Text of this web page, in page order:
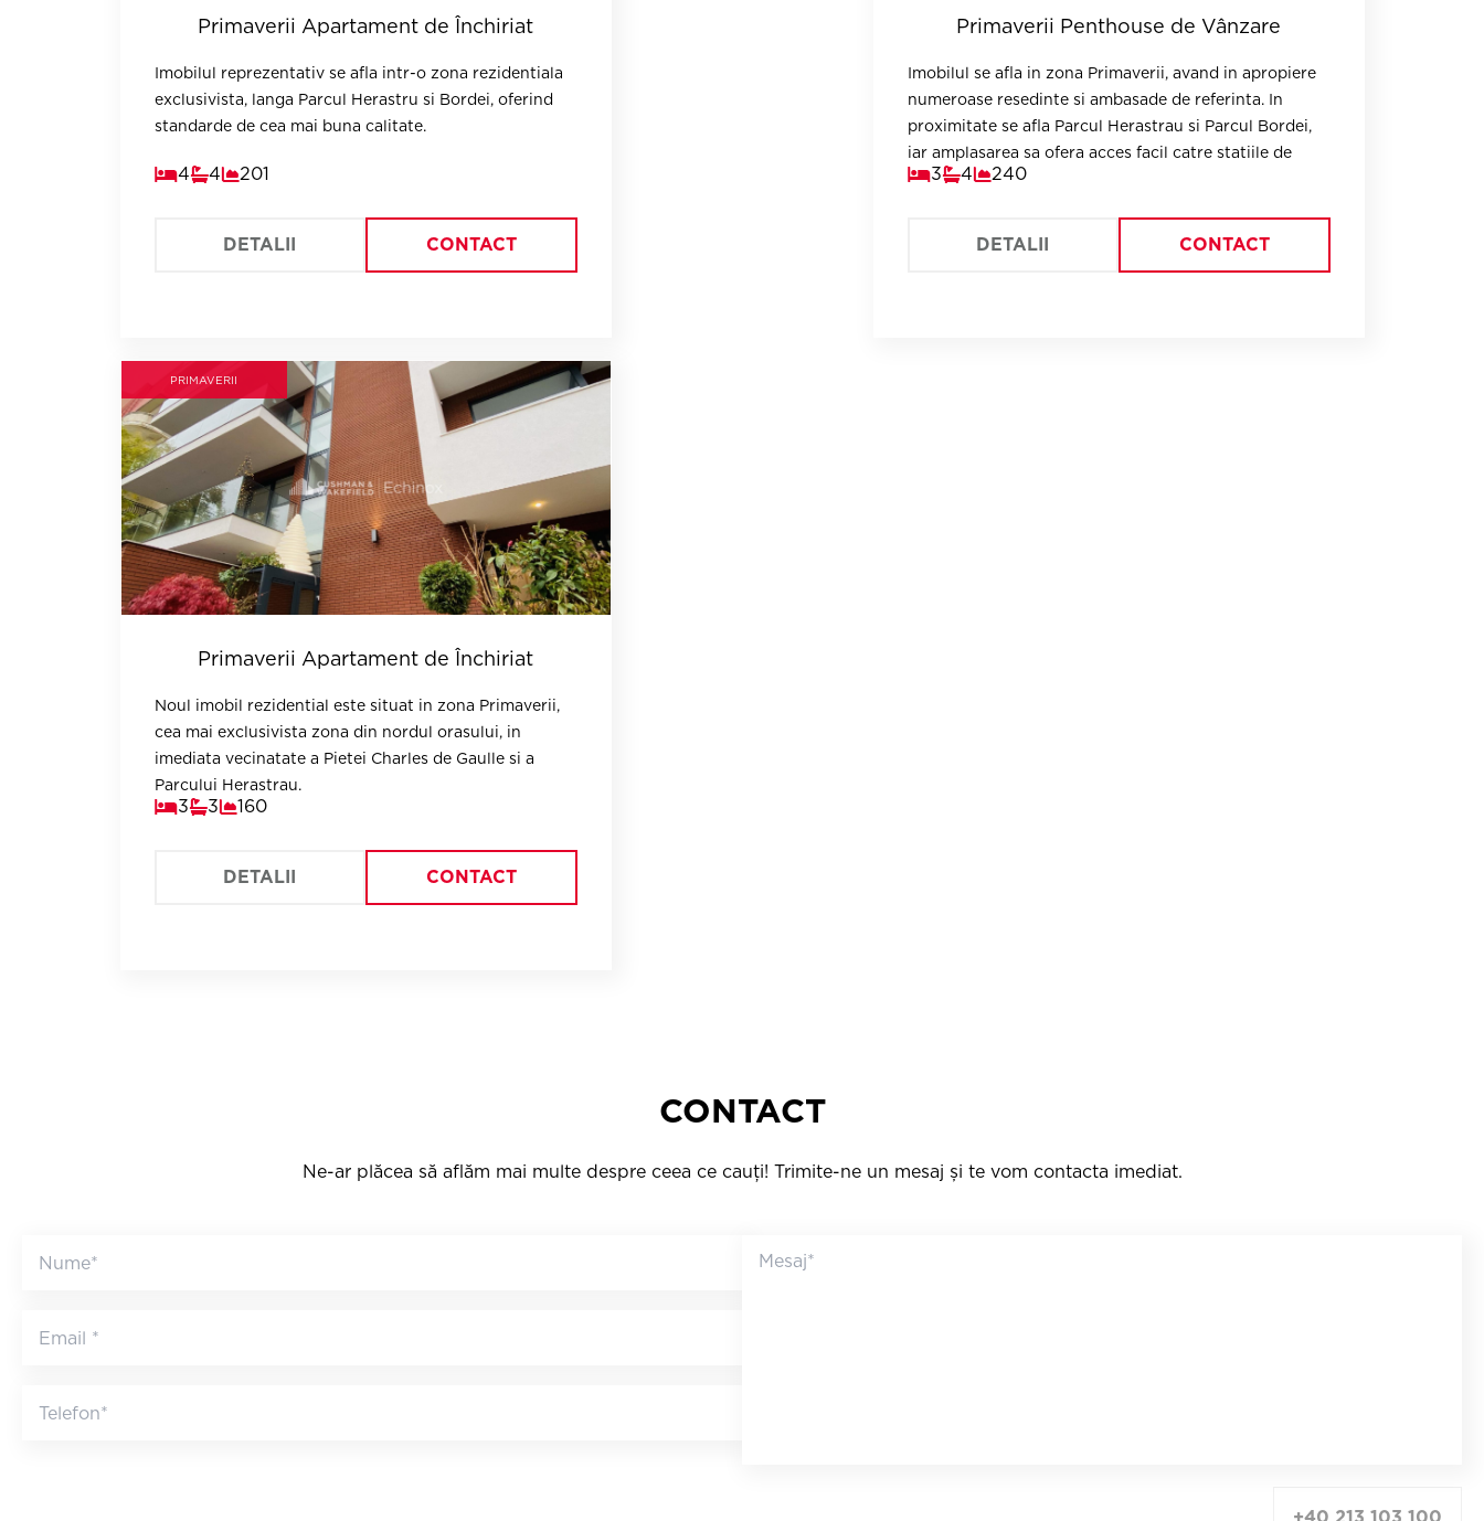
Primaverii Apartament de Închiriat
Imobilul reprezentativ se afla intr-o zona rezidentiala
exclusivista, langa Parcul Herastru si Bordei, oferind
standarde de cea mai buna calitate.
4 4 201
DETALII CONTACT
Primaverii Penthouse de Vânzare
Imobilul se afla in zona Primaverii, avand in apropiere
numeroase resedinte si ambasade de referinta. In
proximitate se afla Parcul Herastrau si Parcul Bordei,
iar amplasarea sa ofera acces facil catre statiile de
metrou si autobuz.
3 4 240
DETALII CONTACT
PRIMAVERII
Primaverii Apartament de Închiriat
Noul imobil rezidential este situat in zona Primaverii,
cea mai exclusivista zona din nordul orasului, in
imediata vecinatate a Pietei Charles de Gaulle si a
Parcului Herastrau.
3 3 160
DETALII CONTACT
CONTACT
Ne-ar plăcea să aflăm mai multe despre ceea ce cauți! Trimite-ne un mesaj și te vom contacta imediat.